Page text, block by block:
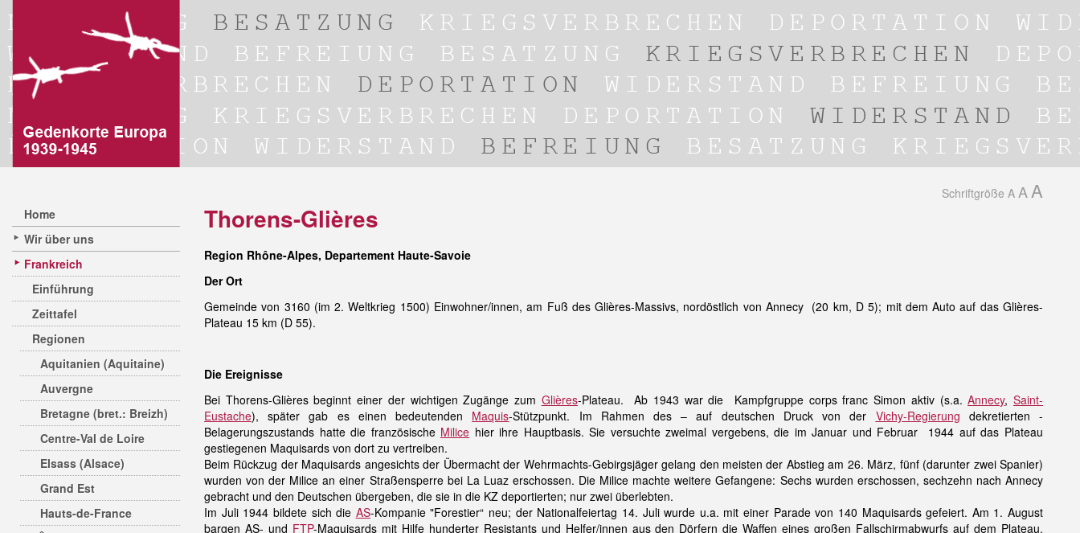
Home
Wir über uns
Frankreich
Einführung
Zeittafel
Regionen
Aquitanien (Aquitaine)
Auvergne
Bretagne (bret.: Breizh)
Centre-Val de Loire
Elsass (Alsace)
Grand Est
Hauts-de-France
Schriftgröße A A A
Thorens-Glières
Region Rhône-Alpes, Departement Haute-Savoie
Der Ort
Gemeinde von 3160 (im 2. Weltkrieg 1500) Einwohner/innen, am Fuß des Glières-Massivs, nordöstlich von Annecy (20 km, D 5); mit dem Auto auf das Glières-
Plateau 15 km (D 55).
Die Ereignisse
Bei Thorens-Glières beginnt einer der wichtigen Zugänge zum Glières-Plateau. Ab 1943 war die Kampfgruppe corps franc Simon aktiv (s.a.Annecy,Saint-
Eustache), später gab es einen bedeutenden Maquis-Stützpunkt. Im Rahmen des – auf deutschen Druck von der Vichy-Regierung dekretierten -
Belagerungszustands hatte die französische Milice hier ihre Hauptbasis. Sie versuchte zweimal vergebens, die im Januar und Februar 1944 auf das Plateau
gestiegenen Maquisards von dort zu vertreiben.
Beim Rückzug der Maquisards angesichts der Übermacht der Wehrmachts-Gebirgsjäger gelang den meisten der Abstieg am 26. März, fünf (darunter zwei Spanier)
wurden von der Milice an einer Straßensperre bei La Luaz erschossen. Die Milice machte weitere Gefangene: Sechs wurden erschossen, sechzehn nach Annecy
gebracht und den Deutschen übergeben, die sie in die KZ deportierten; nur zwei überlebten.
Im Juli 1944 bildete sich die AS-Kompanie "Forestier“ neu; der Nationalfeiertag 14. Juli wurde u.a. mit einer Parade von 140 Maquisards gefeiert. Am 1. August
bargen AS- und FTP-Maquisards mit Hilfe hunderter Resistants und Helfer/innen aus den Dörfern die Waffen eines großen Fallschirmabwurfs auf dem Plateau,